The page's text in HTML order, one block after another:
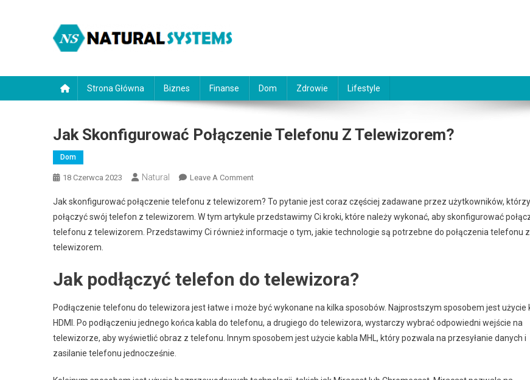
Strona Główna Biznes Finanse Dom Zdrowie Lifestyle
Jak Skonfigurować Połączenie Telefonu Z Telewizorem?
Dom
18 Czerwca 2023 Natural Leave A CommentOn
Skonfigurować
Połączenie
Telefonu
Jak skonfigurować połączenie telefonu z telewizorem? To pytanie jest coraz częściej zadawane przez użytkowników,
połączyć swój telefon z telewizorem. W tym artykule przedstawimy Ci kroki, które należy wykonać, aby skonfigurować
telefonu z telewizorem. Przedstawimy Ci również informacje o tym, jakie technologie są potrzebne do połączenia telefonu z
telewizorem.
Jak podłączyć telefon do telewizora?
Podłączenie telefonu do telewizora jest łatwe i może być wykonane na kilka sposobów. Najprostszym sposobem jest użycie
HDMI. Po podłączeniu jednego końca kabla do telefonu, a drugiego do telewizora, wystarczy wybrać odpowiedni wejście na
telewizorze, aby wyświetlić obraz z telefonu. Innym sposobem jest użycie kabla MHL, który pozwala na przesyłanie danych i
zasilanie telefonu jednocześnie.